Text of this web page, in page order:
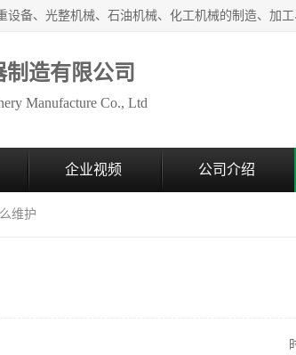
造有限公司
Manufacture Co., Ltd
企业视频 公司介绍
维护